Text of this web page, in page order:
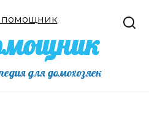
для домохозяек